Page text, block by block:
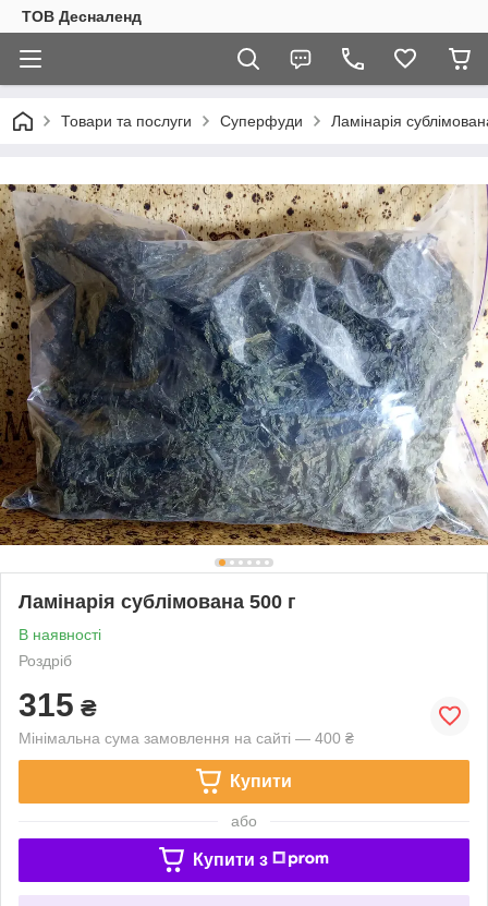
ТОВ Десналенд
Товари та послуги Суперфуди Ламінарія
Ламінарія сублімована 500 г
В наявності
Роздріб
315 ₴
Мінімальна сума замовлення на сайті — 400 ₴
Купити
або
Купити з